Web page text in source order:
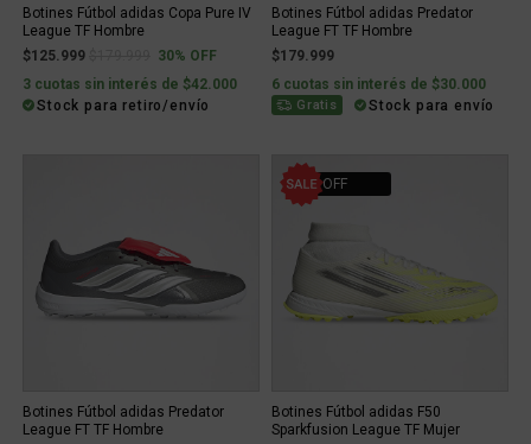
Botines Fútbol adidas Copa Pure IV
League TF Hombre
$125.999
Price reduced from
to30% OFF
3 cuotas sin interés de $42.000
Stock para retiro/envío
Botines Fútbol adidas Predator
League FT TF Hombre
$179.999
6 cuotas sin interés de $30.000
Gratis Stock para envío
Botines Fútbol adidas Predator
League FT TF Hombre
30% OFF
Botines Fútbol adidas F50
Sparkfusion League TF Mujer